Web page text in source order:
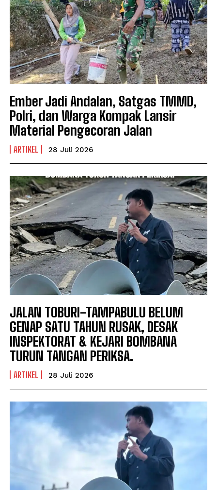
Ember Jadi Andalan, Satgas TMMD,
Polri, dan Warga Kompak Lansir
Material Pengecoran Jalan
ARTIKEL 28 Juli 2026
JALAN TOBURI-TAMPABULU BELUM
GENAP SATU TAHUN RUSAK, DESAK
INSPEKTORAT & KEJARI BOMBANA
TURUN TANGAN PERIKSA.
ARTIKEL 28 Juli 2026